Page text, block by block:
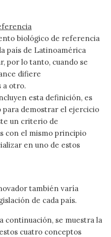
biológico de referencia
país de Latinoamérica
por lo tanto, cuando se
difiere
a otro.
esta definición, es
para demostrar el ejercicio
un criterio de
con el mismo principio
en uno de estos
también varía
de cada país.
continuación, se muestra la
cuatro conceptos